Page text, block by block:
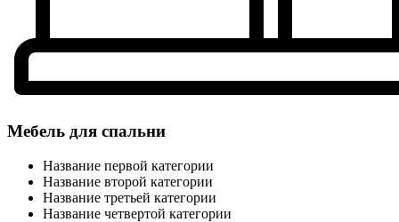
Мебель для спальни
Название первой категории
Название второй категории
Название третьей категории
Название четвертой категории